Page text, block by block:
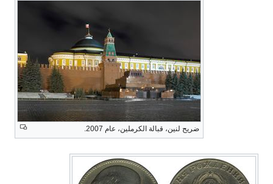
ضريح لنين، قبالة الكرملين، عام 2007.